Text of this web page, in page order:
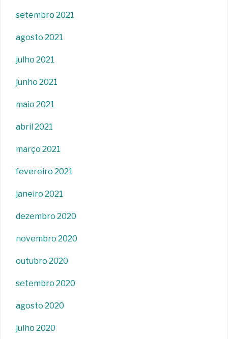
setembro 2021
agosto 2021
julho 2021
junho 2021
maio 2021
abril 2021
março 2021
fevereiro 2021
janeiro 2021
dezembro 2020
novembro 2020
outubro 2020
setembro 2020
agosto 2020
julho 2020